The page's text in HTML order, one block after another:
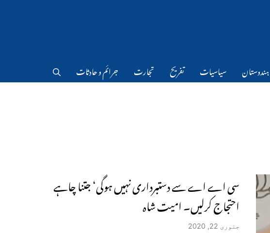
ہندوستان سیاسیات تفریح تجارت جرائم و حادثات
سی اے اے سے دستبرداری نہیں ہوگی‘ جتنا چاہے
احتجاج کرلیں۔ امیت شاہ
جنوری 22, 2020